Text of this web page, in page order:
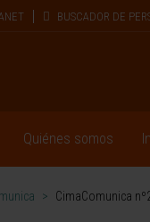
BUSCADOR DE
Quiénes somos
> CimaComunica